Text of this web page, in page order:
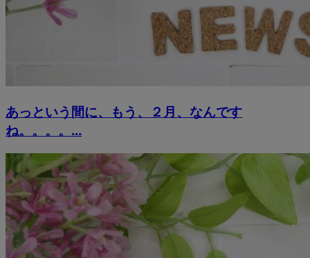
あっという間に、もう、２月、なんです
ね。。。。...